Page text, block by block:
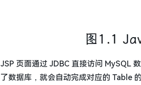
JSP 页面通过 JDBC 直接访问 MySQL
了数据库，就会自动完成对应的 Table